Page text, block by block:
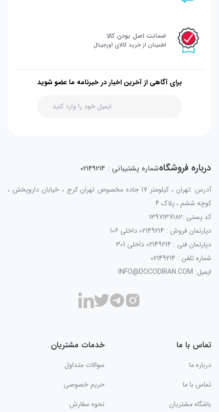
ضمانت اصل بودن کالا
اطمینان از خرید کالای اورجینال
برای آگاهی از آخرین اخبار در خبرنامه ما عضو شوید
درباره فروشگاهشماره پشتیبانی : 02149214
آدرس :تهران ، کیلومتر 17 جاده مخصوص تهران کرج ، خیابان داروپخش ،
کوچه ششم ، پلاک 4
کد پستی :1397137182
دپارتمان فروش : 02149214 داخلی 106
دپارتمان فنی : 02149214 داخلی 301
شماره تلفن : 02149214
ایمیل: INFO@DOCODIRAN.COM
تماس با ما
درباره ما
تماس با ما
باشگاه مشتریان
خدمات مشتریان
سوالات متداول
حریم خصوصی
نحوه سفارش